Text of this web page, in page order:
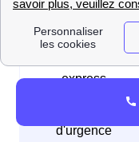
🚦 Mise en service
initiale
express
d'urgence